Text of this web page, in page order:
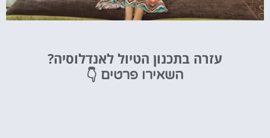
מציאת מלון
עזרה בתכנון הטיול לאנדלוסיה?
השאירו פרטים 👇